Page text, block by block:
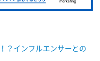
？インフルエンサーとの